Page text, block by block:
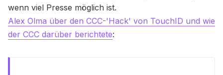
wenn viel Presse möglich ist.
Alex Olma über den CCC-'Hack' von TouchID und wie
der CCC darüber berichtete: